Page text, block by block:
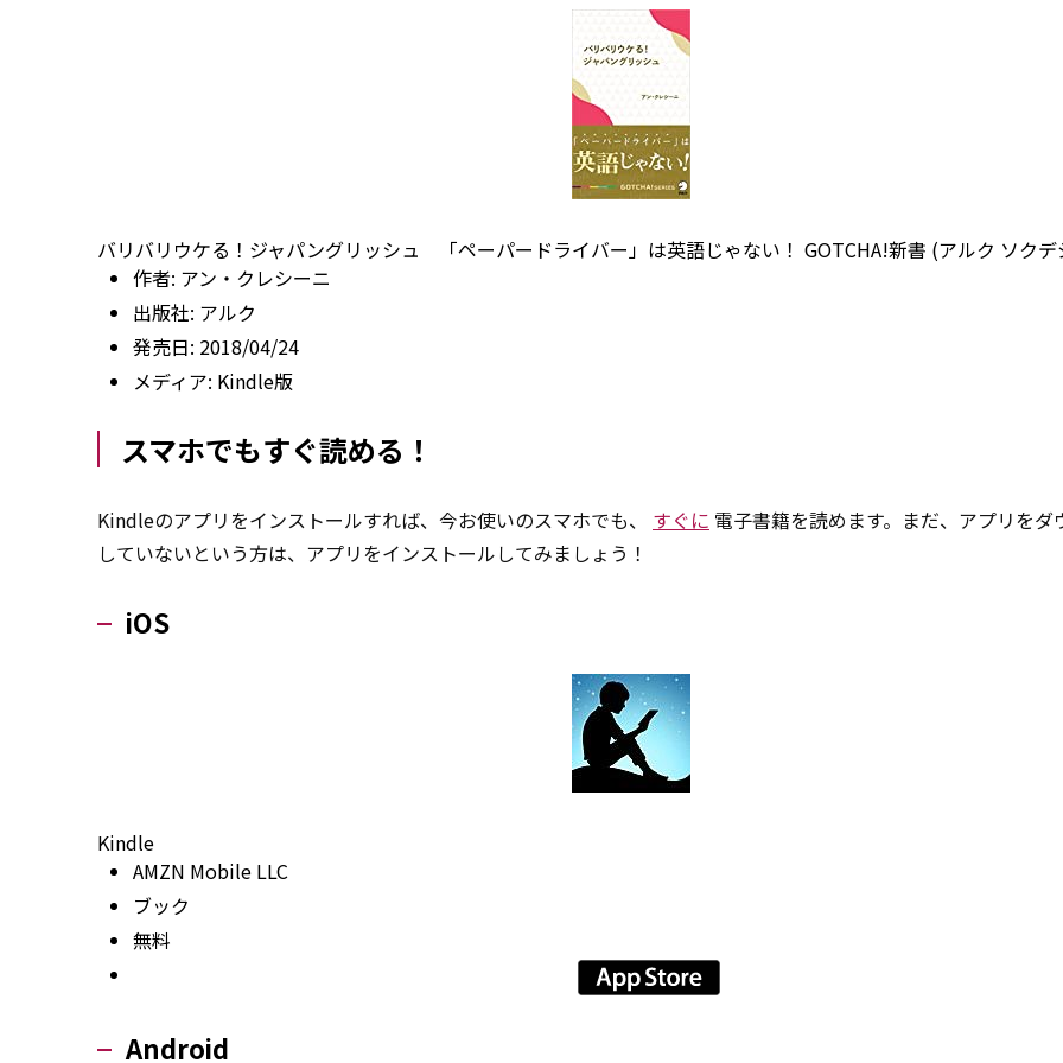
バリバリウケる！ジャパングリッシュ 「ペーパードライバー」は英語じゃない！ GOTCHA!新書 (アルク ソクデ
作者: アン・クレシーニ
出版社: アルク
発売日: 2018/04/24
メディア: Kindle版
スマホでもすぐ読める！
Kindleのアプリをインストールすれば、今お使いのスマホでも、 すぐに 電子書籍を読めます。まだ、アプリをダ
していないという方は、アプリをインストールしてみましょう！
iOS
Kindle
AMZN Mobile LLC
ブック
無料
Android